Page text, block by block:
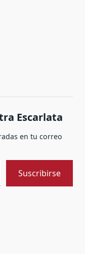
Escarlata
en tu correo
Suscribirse